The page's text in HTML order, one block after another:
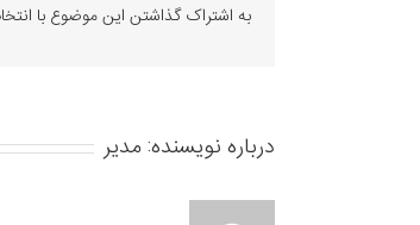
به اشتراک گذاشتن این موضوع با
درباره نویسنده:مدیر